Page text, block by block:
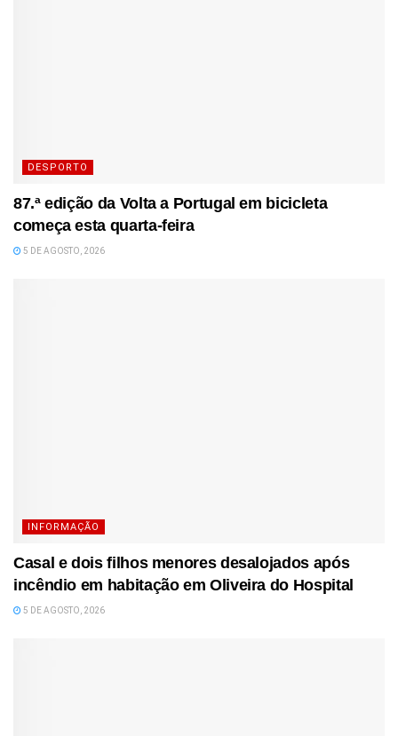
DESPORTO
87.ª edição da Volta a Portugal em bicicleta
começa esta quarta-feira
5 DE AGOSTO, 2026
INFORMAÇÃO
Casal e dois filhos menores desalojados após
incêndio em habitação em Oliveira do Hospital
5 DE AGOSTO, 2026